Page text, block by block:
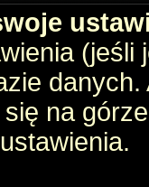
(jeśli
na